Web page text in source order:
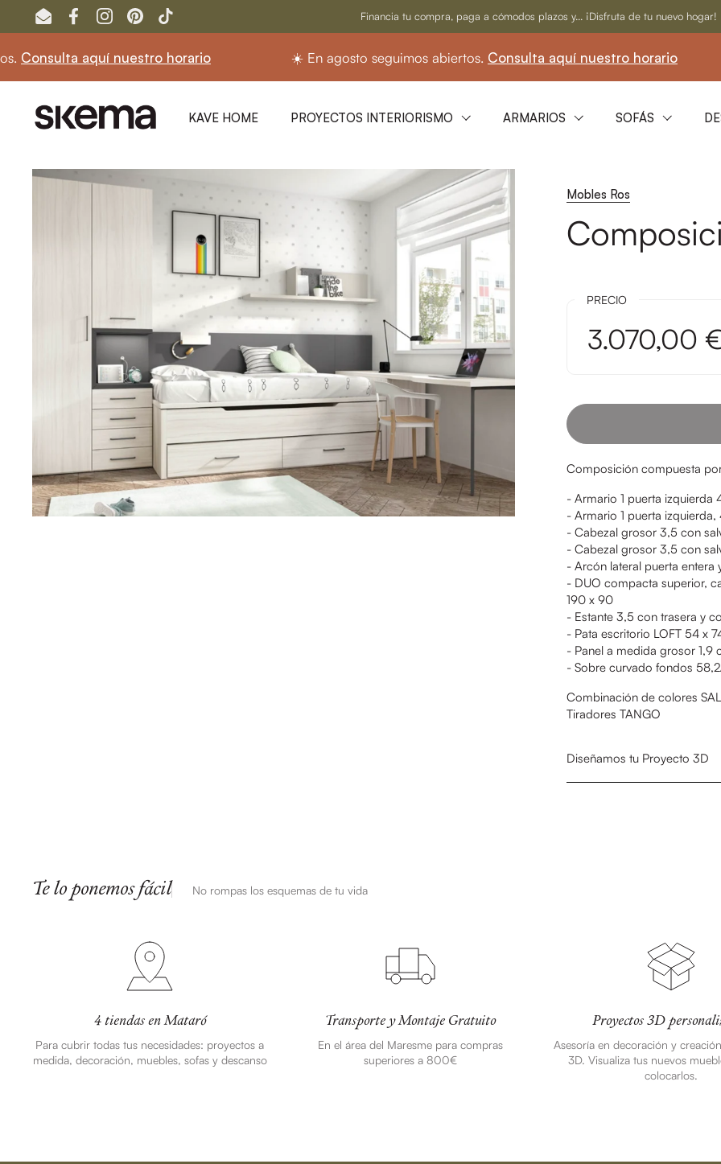
Ir al contenido
EmailFacebookInstagram
PinterestTikTok
Financia tu compra, paga a cómodos plazos y... ¡Disfruta de tu nuevo hogar!
aquí nuestro horario ☀️ En agosto seguimos abiertos.Consulta aquí nuestro horario
KAVE HOME PROYECTOS INTERIORISMO ARMARIOS SOFÁS
Mobles Ros
PRECIO
3.070,00 €
Composición compuesta
- Armario 1 puerta izquierda
- Armario 1 puerta
- Cabezal grosor 3,5 con
- Cabezal grosor 3,5 con
- Arcón lateral puerta entera
- DUO compacta superior,
190 x 90
- Estante 3,5 con trasera y
- Pata escritorio LOFT 54 x
- Panel a medida grosor
- Sobre curvado fondos
Combinación de colores
Tiradores TANGO
Diseñamos tu Proyecto 3D
Te lo ponemos fácil No rompas los esquemas de tu vida
4 tiendas en Mataró
Para cubrir todas tus necesidades: proyectos a
medida, decoración, muebles, sofas y descanso
Transporte y Montaje Gratuito
En el área del Maresme para compras
superiores a 800€
Proyectos 3D
Asesoría en decoración y
3D. Visualiza tus nuevos
colocarlos.